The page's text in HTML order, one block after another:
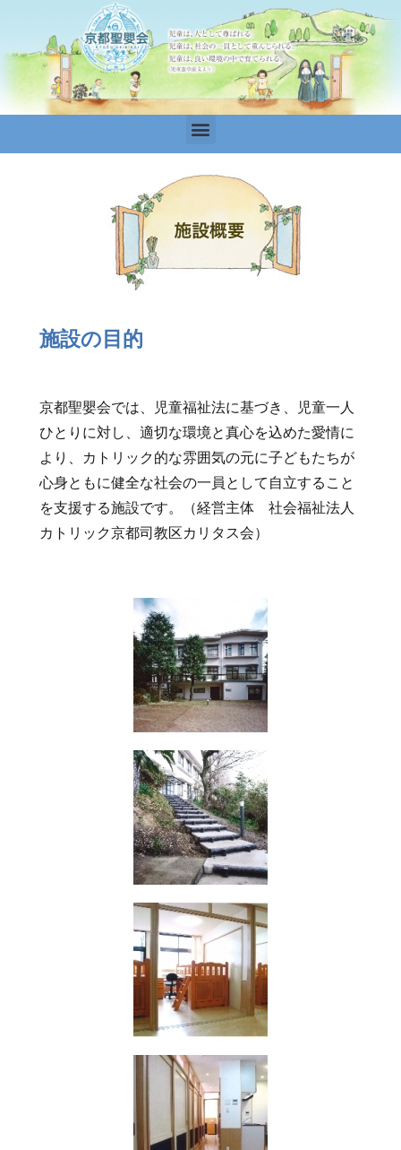
施設の目的
京都聖嬰会では、児童福祉法に基づき、児童一人
ひとりに対し、適切な環境と真心を込めた愛情に
より、カトリック的な雰囲気の元に子どもたちが
心身ともに健全な社会の一員として自立すること
を支援する施設です。（経営主体 社会福祉法人
カトリック京都司教区カリタス会）